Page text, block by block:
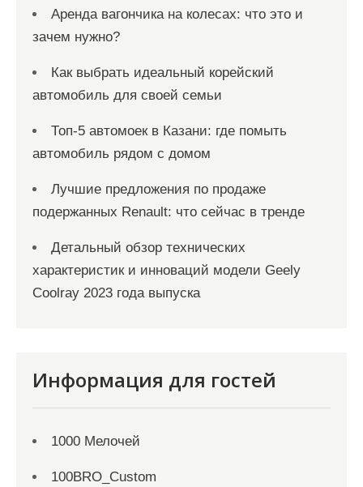
Аренда вагончика на колесах: что это и
зачем нужно?
Как выбрать идеальный корейский
автомобиль для своей семьи
Топ-5 автомоек в Казани: где помыть
автомобиль рядом с домом
Лучшие предложения по продаже
подержанных Renault: что сейчас в тренде
Детальный обзор технических
характеристик и инноваций модели Geely
Coolray 2023 года выпуска
Информация для гостей
1000 Мелочей
100BRO_Custom